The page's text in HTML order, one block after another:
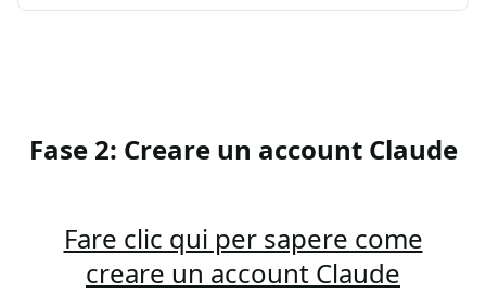
Fase 2: Creare un account Claude
Fare clic qui per sapere come
creare un account Claude